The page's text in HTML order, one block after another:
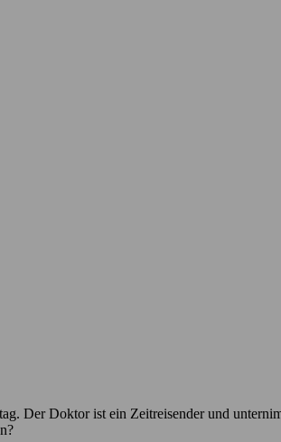
Der Doktor ist ein Zeitreisender und